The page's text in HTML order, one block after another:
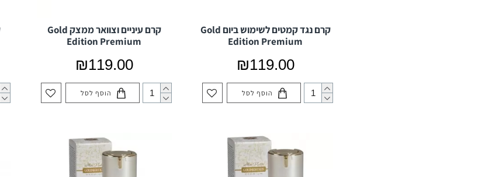
קרם נגד קמטים לשימוש ביום Gold
Edition Premium
₪119.00
הוסף לסל
קרם עיניים וצוואר ממצק Gold
Edition Premium
₪119.00
הוסף לסל